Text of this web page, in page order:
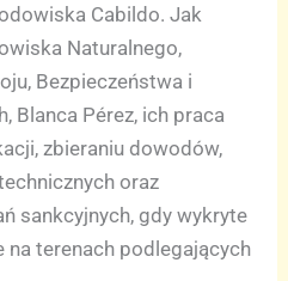
Cabildo. Jak
Naturalnego,
Bezpieczeństwa i
Blanca Pérez, ich praca
zbieraniu dowodów,
oraz
sankcyjnych, gdy wykryte
na terenach podlegających